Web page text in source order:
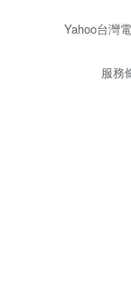
Yahoo台灣
服務